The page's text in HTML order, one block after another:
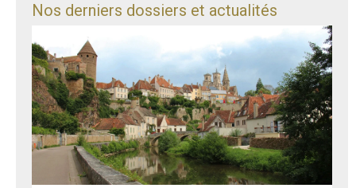
Nos derniers dossiers et actualités